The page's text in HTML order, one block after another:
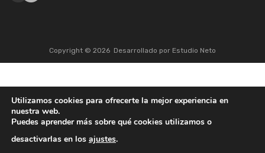
Copyright © 2026 Desarrollado por Estudio Neto
Utilizamos cookies para ofrecerte la mejor experiencia en
nuestra web.
Puedes aprender más sobre qué cookies utilizamos o
desactivarlas en los ajustes.